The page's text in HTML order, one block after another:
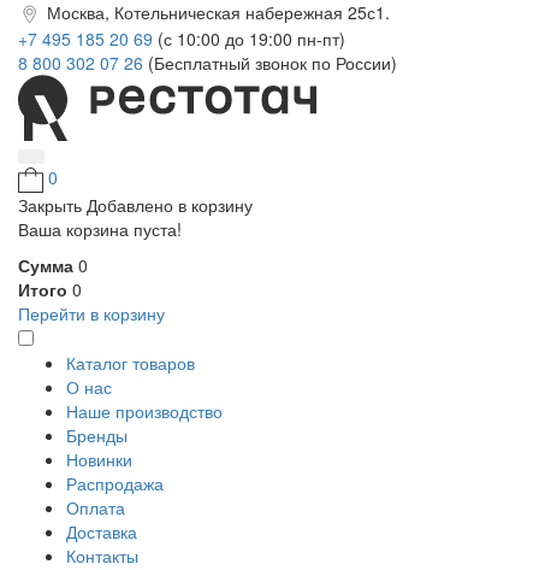
Москва, Котельническая набережная 25с1.
+7 495 185 20 69 (с 10:00 до 19:00 пн-пт)
8 800 302 07 26 (Бесплатный звонок по России)
0
Закрыть Добавлено в корзину
Ваша корзина пуста!
Сумма 0
Итого 0
Перейти в корзину
Каталог товаров
О нас
Наше производство
Бренды
Новинки
Распродажа
Оплата
Доставка
Контакты